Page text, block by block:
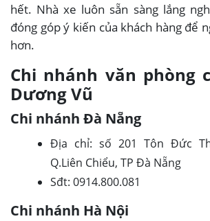
hết. Nhà xe luôn sẵn sàng lắng
đóng góp ý kiến của khách hàng để
hơn.
Chi nhánh văn phòng
Dương Vũ
Chi nhánh Đà Nẵng
Địa chỉ: số 201 Tôn Đức
Q.Liên Chiểu, TP Đà Nẵng
Sđt: 0914.800.081
Chi nhánh Hà Nội